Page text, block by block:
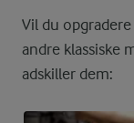
Vil du
andre klassiske
adskiller dem: